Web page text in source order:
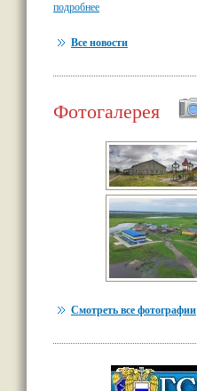
подробнее
Все новости
Фотогалерея
Смотреть все фотографии